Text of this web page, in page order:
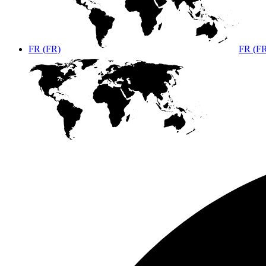
FR (FR) FR